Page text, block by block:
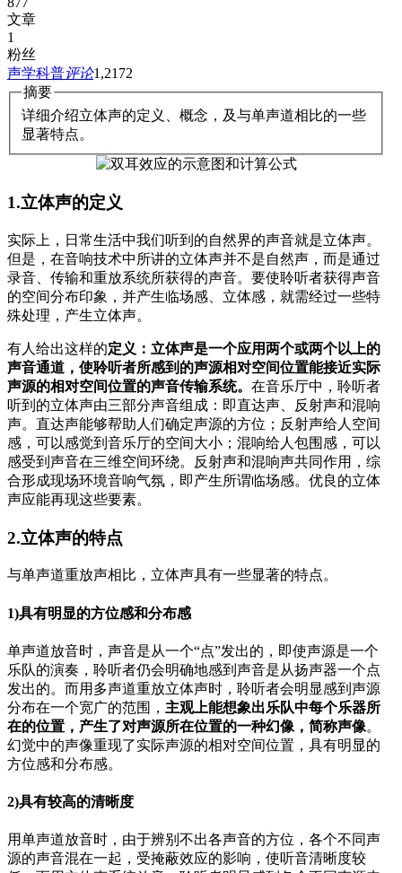
文章
1
粉丝
声学科普评论1,2172
摘要
详细介绍立体声的定义、概念，及与单声道相比的一些
显著特点。
1.立体声的定义
实际上，日常生活中我们听到的自然界的声音就是立体声。
但是，在音响技术中所讲的立体声并不是自然声，而是通过
录音、传输和重放系统所获得的声音。要使聆听者获得声音
的空间分布印象，并产生临场感、立体感，就需经过一些特
殊处理，产生立体声。
有人给出这样的定义：立体声是一个应用两个或两个以上的
声音通道，使聆听者所感到的声源相对空间位置能接近实际
声源的相对空间位置的声音传输系统。 在音乐厅中，聆听者
听到的立体声由三部分声音组成：即直达声、反射声和混响
声。直达声能够帮助人们确定声源的方位；反射声给人空间
感，可以感觉到音乐厅的空间大小；混响给人包围感，可以
感受到声音在三维空间环绕。反射声和混响声共同作用，综
合形成现场环境音响气氛，即产生所谓临场感。优良的立体
声应能再现这些要素。
2.立体声的特点
与单声道重放声相比，立体声具有一些显著的特点。
1)具有明显的方位感和分布感
单声道放音时，声音是从一个“点”发出的，即使声源是一个
乐队的演奏，聆听者仍会明确地感到声音是从扬声器一个点
发出的。而用多声道重放立体声时，聆听者会明显感到声源
分布在一个宽广的范围， 主观上能想象出乐队中每个乐器所
在的位置，产生了对声源所在位置的一种幻像，简称声像。
幻觉中的声像重现了实际声源的相对空间位置，具有明显的
方位感和分布感。
2)具有较高的清晰度
用单声道放音时，由于辨别不出各声音的方位，各个不同声
源的声音混在一起，受掩蔽效应的影响，使听音清晰度较